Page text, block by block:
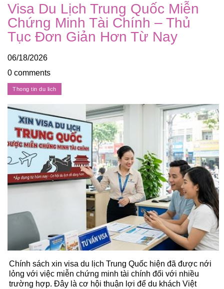
Visa Du Lịch Trung Quốc Miễn
Chứng Minh Tài Chính – Thủ
Tục Đơn Giản Hơn Từ Nay
06/18/2026
0 comments
Chính sách xin visa du lịch Trung Quốc hiện đã được nới
lỏng với việc miễn chứng minh tài chính đối với nhiều
trường hợp. Đây là cơ hội thuận lợi để du khách Việt